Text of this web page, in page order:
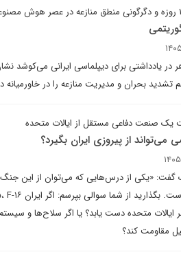
در یادداشتی برای دیپلماسی ایرانی می‌کوشد
تشدید بحران و مدیریت منازعه را در
یک صنعت دفاعی مستقل از ایالات متحده
می‌تواند از پیروزی ایران بگیرد؟
«یکی از درس‌هایی که می‌توان از این جنگ
ایالات متحده دست یابد؟ یا اگر سلاح‌ها و
مقاومت کند؟